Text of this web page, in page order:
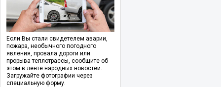
Если Вы стали свидетелем аварии,
пожара, необычного погодного
явления, провала дороги или
прорыва теплотрассы, сообщите об
этом в ленте народных новостей.
Загружайте фотографии через
специальную форму.